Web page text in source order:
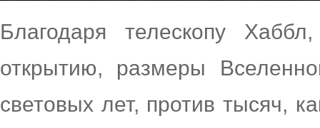
Благодаря телескопу
открытию, размеры
световых лет, против тысяч,